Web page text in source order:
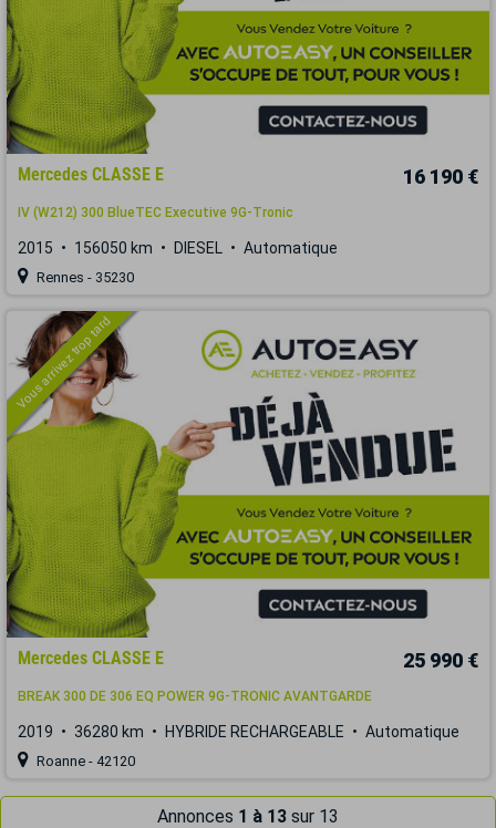
Mercedes CLASSE E 16 190 €
IV (W212) 300 BlueTEC Executive 9G-Tronic
2015 156050 km DIESEL Automatique
Rennes - 35230
Vous arrivez trop tard
Mercedes CLASSE E 25 990 €
BREAK 300 DE 306 EQ POWER 9G-TRONIC AVANTGARDE
2019 36280 km HYBRIDE RECHARGEABLE Automatique
Roanne - 42120
Annonces 1 à 13 sur 13